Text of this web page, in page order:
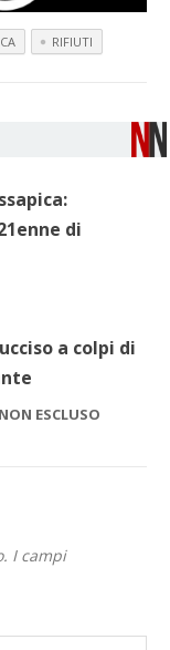
RIFIUTI
di
a colpi di
ESCLUSO
I campi